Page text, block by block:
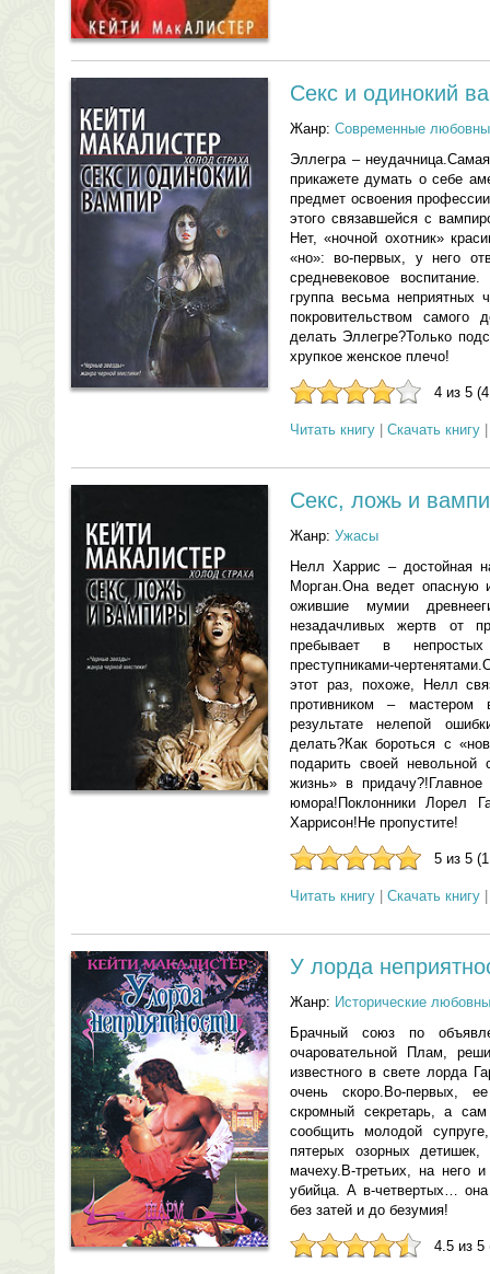
Секс и одинокий
Жанр: Современные
Эллегра –
прикажете думать о себе
предмет освоения
этого связавшейся с
Нет, «ночной охотник»
«но»: во-первых, у него
средневековое
группа весьма неприятных
покровительством самого
делать Эллегре?Только
хрупкое женское плечо!
4 из 5
Читать книгу Скачать книгу
Секс, ложь и
Жанр: Ужасы
Нелл Харрис – достойная
Морган.Она ведет
ожившие мумии
незадачливых жертв от
пребывает в
преступниками-
этот раз, похоже, Нелл
противником –
результате нелепой
делать?Как бороться с
подарить своей
жизнь» в
юмора!Поклонники Лорел
Харрисон!Не пропустите!
5 из 5
Читать книгу Скачать книгу
У лорда
Жанр: Исторические
Брачный союз по
очаровательной Плам,
известного в свете лорда
очень скоро.Во-первых,
скромный секретарь, а
сообщить молодой
пятерых озорных
мачеху.В-третьих, на него
убийца. А в-четвертых…
без затей и до безумия!
4.5 из 5